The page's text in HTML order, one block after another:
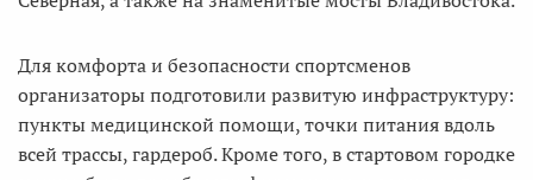
Для комфорта и безопасности спортсменов
организаторы подготовили развитую инфраструктуру:
пункты медицинской помощи, точки питания вдоль
всей трассы, гардероб. Кроме того, в стартовом городке